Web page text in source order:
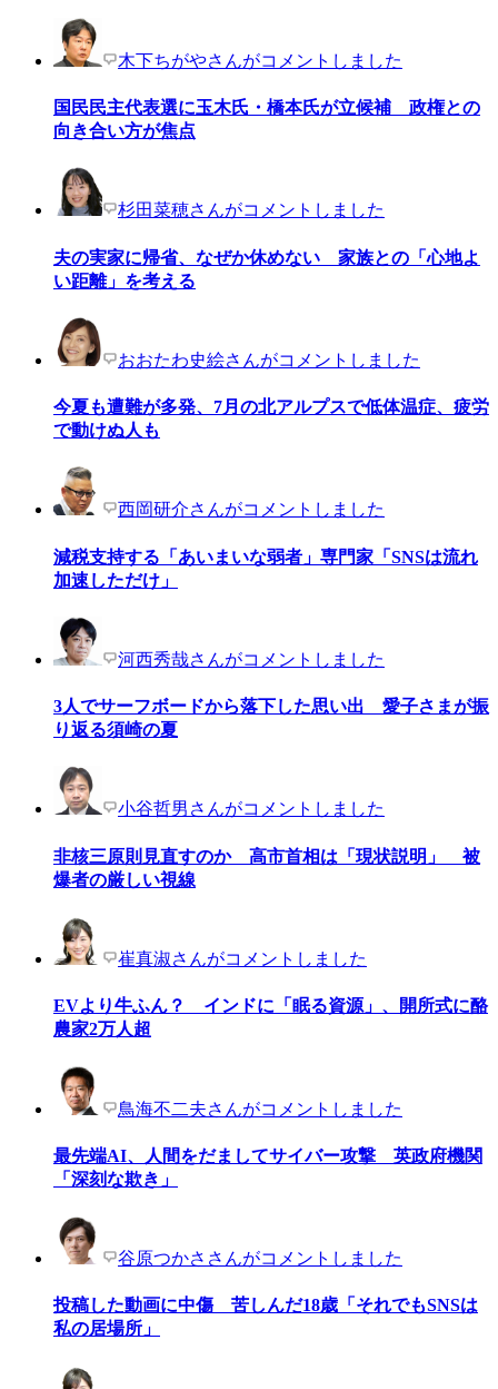
木下ちがやさんがコメントしました
国民民主代表選に玉木氏・橋本氏が立候補 政権との
向き合い方が焦点
杉田菜穂さんがコメントしました
夫の実家に帰省、なぜか休めない 家族との「心地よ
い距離」を考える
おおたわ史絵さんがコメントしました
今夏も遭難が多発、7月の北アルプスで低体温症、疲労
で動けぬ人も
西岡研介さんがコメントしました
減税支持する「あいまいな弱者」専門家「SNSは流れ
加速しただけ」
河西秀哉さんがコメントしました
3人でサーフボードから落下した思い出 愛子さまが振
り返る須崎の夏
小谷哲男さんがコメントしました
非核三原則見直すのか 高市首相は「現状説明」 被
爆者の厳しい視線
崔真淑さんがコメントしました
EVより牛ふん？ インドに「眠る資源」、開所式に酪
農家2万人超
鳥海不二夫さんがコメントしました
最先端AI、人間をだましてサイバー攻撃 英政府機関
「深刻な欺き」
谷原つかささんがコメントしました
投稿した動画に中傷 苦しんだ18歳「それでもSNSは
私の居場所」